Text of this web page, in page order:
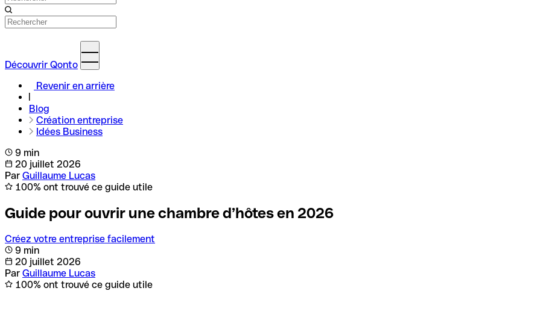
Découvrir Qonto
Revenir en arrière
Blog
Création entreprise
Idées Business
9 min
20 juillet 2026
Par Guillaume Lucas
100% ont trouvé ce guide utile
Guide pour ouvrir une chambre d’hôtes en 2026
Créez votre entreprise facilement
9 min
20 juillet 2026
Par Guillaume Lucas
100% ont trouvé ce guide utile